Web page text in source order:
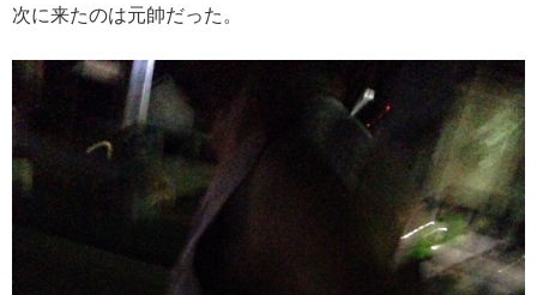
次に来たのは元帥だった。